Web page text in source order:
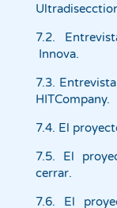
7.2.
Innova.
7.3.
HITCompany.
7.4. El
7.5. El
cerrar.
7.6. El